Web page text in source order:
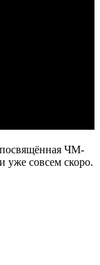
посвящённая ЧМ-
уже совсем скоро.